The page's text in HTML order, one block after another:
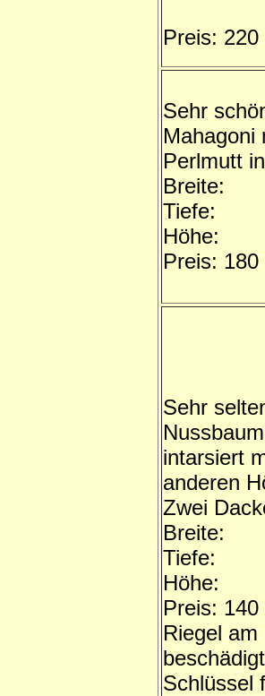
Preis: 220
Sehr
Mahagoni
Perlmutt
Breite:
Tiefe:
Höhe:
Preis: 180
Sehr
intarsiert
anderen
Zwei
Breite:
Tiefe:
Höhe:
Preis: 140
Riegel am
beschädigt
Schlüssel